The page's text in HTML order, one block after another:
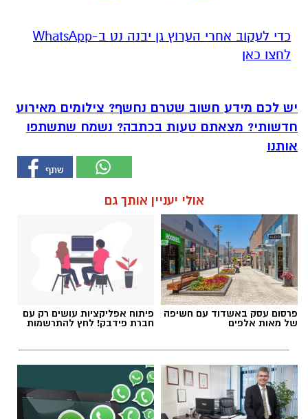
‏כדי לעקוב אחרי הערוץ גן יבנה נט ב-WhatsApp
לחצו כאן
יש לכם מידע חשוב שטרם נחשף? צילומים מאירוע
חדשותי? מצאתם טעות בכתבה? נשמח שתשתפו
אותנו
אולי יעניין אותך גם
פרסום עסק באשדוד עם חשיפה
של מאות אלפים
פיתוח אפליקציות עושים רק עם
חברת פידבק! לחץ להתרשמות